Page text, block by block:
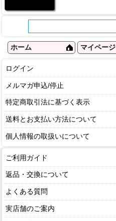
ホーム マイページ
ログイン
メルマガ申込/停止
特定商取引法に基づく表示
送料とお支払い方法について
個人情報の取扱いについて
ご利用ガイド
返品・交換について
よくある質問
実店舗のご案内